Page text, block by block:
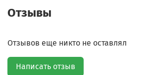
Отзывы
Отзывов еще никто не оставлял
Написать отзыв